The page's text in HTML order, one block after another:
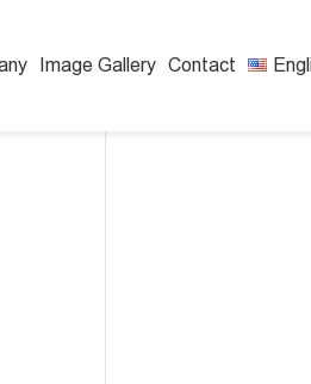
Image Gallery Contact